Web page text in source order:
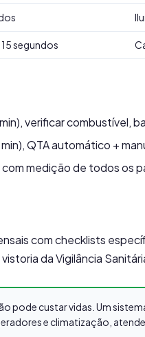
segundos
verificar combustível,
QTA automático +
medição de todos os
com checklists
da Vigilância
pode custar vidas. Um
e climatização,